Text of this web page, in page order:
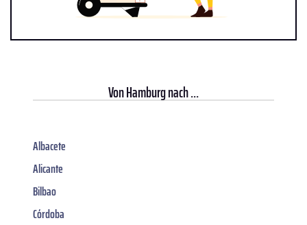
VonHamburgnach ...
Albacete
Alicante
Bilbao
Córdoba